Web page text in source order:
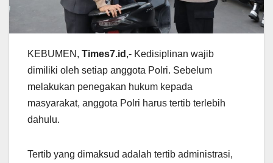
KEBUMEN, Times7.id ,- Kedisiplinan wajib
dimiliki oleh setiap anggota Polri. Sebelum
melakukan penegakan hukum kepada
masyarakat, anggota Polri harus tertib terlebih
dahulu.
Tertib yang dimaksud adalah tertib administrasi,